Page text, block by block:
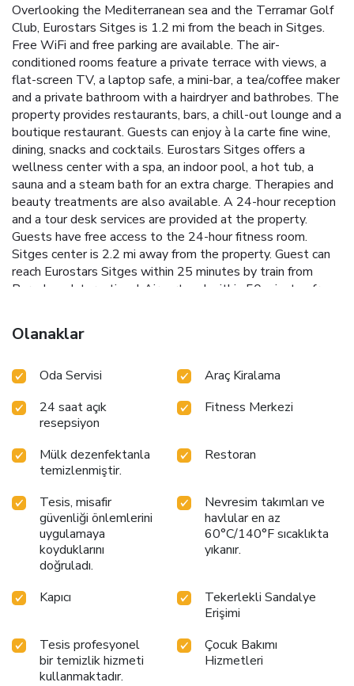
Overlooking the Mediterranean sea and the Terramar Golf
Club, Eurostars Sitges is 1.2 mi from the beach in Sitges.
Free WiFi and free parking are available. The air-
conditioned rooms feature a private terrace with views, a
flat-screen TV, a laptop safe, a mini-bar, a tea/coffee maker
and a private bathroom with a hairdryer and bathrobes. The
property provides restaurants, bars, a chill-out lounge and a
boutique restaurant. Guests can enjoy à la carte fine wine,
dining, snacks and cocktails. Eurostars Sitges offers a
wellness center with a spa, an indoor pool, a hot tub, a
sauna and a steam bath for an extra charge. Therapies and
beauty treatments are also available. A 24-hour reception
and a tour desk services are provided at the property.
Guests have free access to the 24-hour fitness room.
Sitges center is 2.2 mi away from the property. Guest can
reach Eurostars Sitges within 25 minutes by train from
Barcelona International Airport and within 50 minutes from
Olanaklar
Oda Servisi
Araç Kiralama
24 saat açık
resepsiyon
Fitness Merkezi
Mülk dezenfektanla
temizlenmiştir.
Restoran
Tesis, misafir
güvenliği önlemlerini
uygulamaya
koyduklarını
doğruladı.
Nevresim takımları ve
havlular en az
60°C/140°F sıcaklıkta
yıkanır.
Kapıcı
Tekerlekli Sandalye
Erişimi
Tesis profesyonel
bir temizlik hizmeti
kullanmaktadır.
Çocuk Bakımı
Hizmetleri